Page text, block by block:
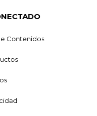
Contenidos